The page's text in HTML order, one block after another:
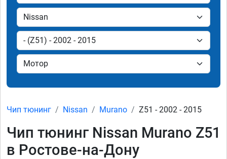
Чип тюнинг Nissan Murano Z51 - 2002 - 2015
Чип тюнинг Nissan Murano Z51
в Ростове-на-Дону